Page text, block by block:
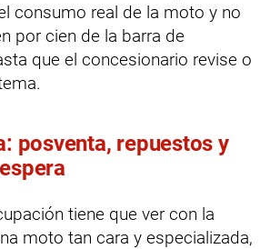
consumo real de la moto y no
por cien de la barra de
que el concesionario revise o
posventa, repuestos y
tiene que ver con la
moto tan cara y especializada,